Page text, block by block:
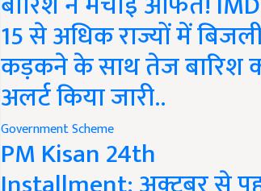
15 से अधिक राज्यों में
कड़कने के साथ तेज बारिश
अलर्ट किया जारी..
Government Scheme
PM Kisan 24th